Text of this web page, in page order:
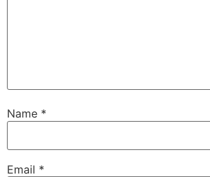
Name *
Email *